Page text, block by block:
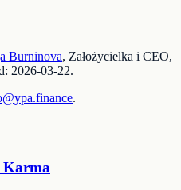
Burninova, Założycielka i CEO,
: 2026-03-22.
.
Karma